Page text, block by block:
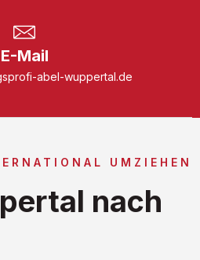
E-Mail
abel-wuppertal.de
UMZIEHEN
nach